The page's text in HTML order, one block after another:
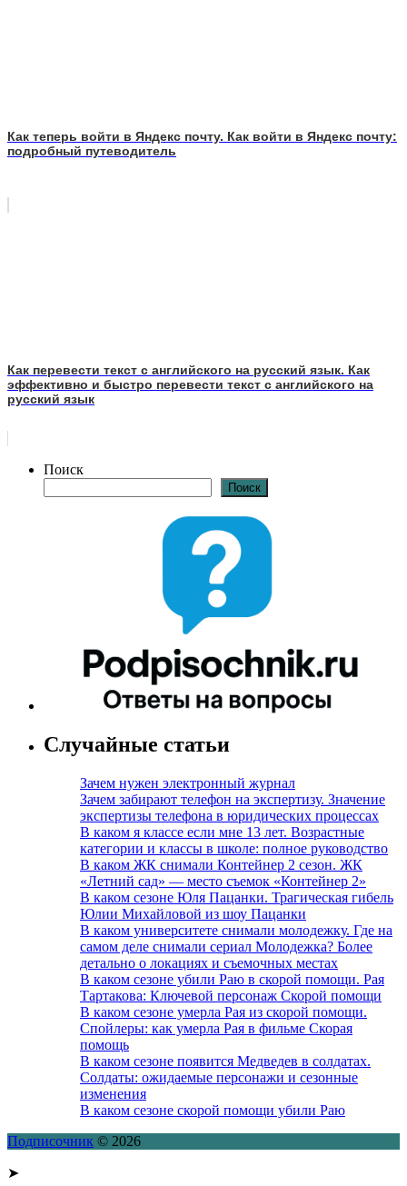
Как теперь войти в Яндекс почту. Как войти в Яндекс почту:
подробный путеводитель
Как перевести текст с английского на русский язык. Как
эффективно и быстро перевести текст с английского на
русский язык
Поиск
Поиск
Случайные статьи
Зачем нужен электронный журнал
Зачем забирают телефон на экспертизу. Значение
экспертизы телефона в юридических процессах
В каком я классе если мне 13 лет. Возрастные
категории и классы в школе: полное руководство
В каком ЖК снимали Контейнер 2 сезон. ЖК
«Летний сад» — место съемок «Контейнер 2»
В каком сезоне Юля Пацанки. Трагическая гибель
Юлии Михайловой из шоу Пацанки
В каком университете снимали молодежку. Где на
самом деле снимали сериал Молодежка? Более
детально о локациях и съемочных местах
В каком сезоне убили Раю в скорой помощи. Рая
Тартакова: Ключевой персонаж Скорой помощи
В каком сезоне умерла Рая из скорой помощи.
Спойлеры: как умерла Рая в фильме Скорая
помощь
В каком сезоне появится Медведев в солдатах.
Солдаты: ожидаемые персонажи и сезонные
изменения
В каком сезоне скорой помощи убили Раю
Подписочник © 2026
➤